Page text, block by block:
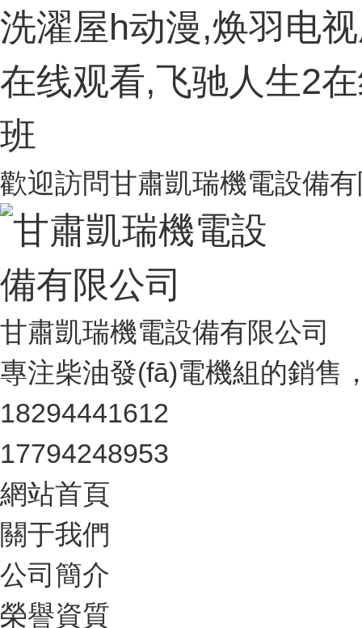
洗濯屋h动漫,焕羽电
在线观看,飞驰人生2
班
歡迎訪問甘肅凱瑞機電設備
甘肅凱瑞機電設備有限公司
專注柴油發(fā)電機組的銷售
18294441612
17794248953
網站首頁
關于我們
公司簡介
榮譽資質